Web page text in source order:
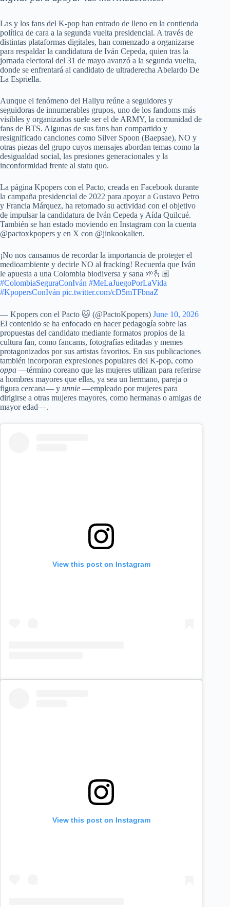
Las y los fans del K-pop han entrado de lleno en la contienda
política de cara a la segunda vuelta presidencial. A través de
distintas plataformas digitales, han comenzado a organizarse
para respaldar la candidatura de Iván Cepeda, quien tras la
jornada electoral del 31 de mayo avanzó a la segunda vuelta,
donde se enfrentará al candidato de ultraderecha Abelardo De
La Espriella.
Aunque el fenómeno del Hallyu reúne a seguidores y
seguidoras de innumerables grupos, uno de los fandoms más
visibles y organizados suele ser el de ARMY, la comunidad de
fans de BTS. Algunas de sus fans han compartido y
resignificado canciones como Silver Spoon (Baepsae), NO y
otras piezas del grupo cuyos mensajes abordan temas como la
desigualdad social, las presiones generacionales y la
inconformidad frente al statu quo.
La página Kpopers con el Pacto, creada en Facebook durante
la campaña presidencial de 2022 para apoyar a Gustavo Petro
y Francia Márquez, ha retomado su actividad con el objetivo
de impulsar la candidatura de Iván Cepeda y Aída Quilcué.
También se han estado moviendo en Instagram con la cuenta
@pactoxkpopers y en X con @jinkookalien.
¡No nos cansamos de recordar la importancia de proteger el
medioambiente y decirle NO al fracking! Recuerda que Iván
le apuesta a una Colombia biodiversa y sana 🌱🫰🏽
#ColombiaSeguraConIván #MeLaJuegoPorLaVida
#KpopersConIván pic.twitter.com/cD5mTFbnaZ
— Kpopers con el Pacto 🐱 (@PactoKpopers) June 10, 2026
El contenido se ha enfocado en hacer pedagogía sobre las
propuestas del candidato mediante formatos propios de la
cultura fan, como fancams, fotografías editadas y memes
protagonizados por sus artistas favoritos. En sus publicaciones
también incorporan expresiones populares del K-pop, como
oppa —término coreano que las mujeres utilizan para referirse
a hombres mayores que ellas, ya sea un hermano, pareja o
figura cercana— y unnie —empleado por mujeres para
dirigirse a otras mujeres mayores, como hermanas o amigas de
mayor edad—.
View this post on Instagram
View this post on Instagram